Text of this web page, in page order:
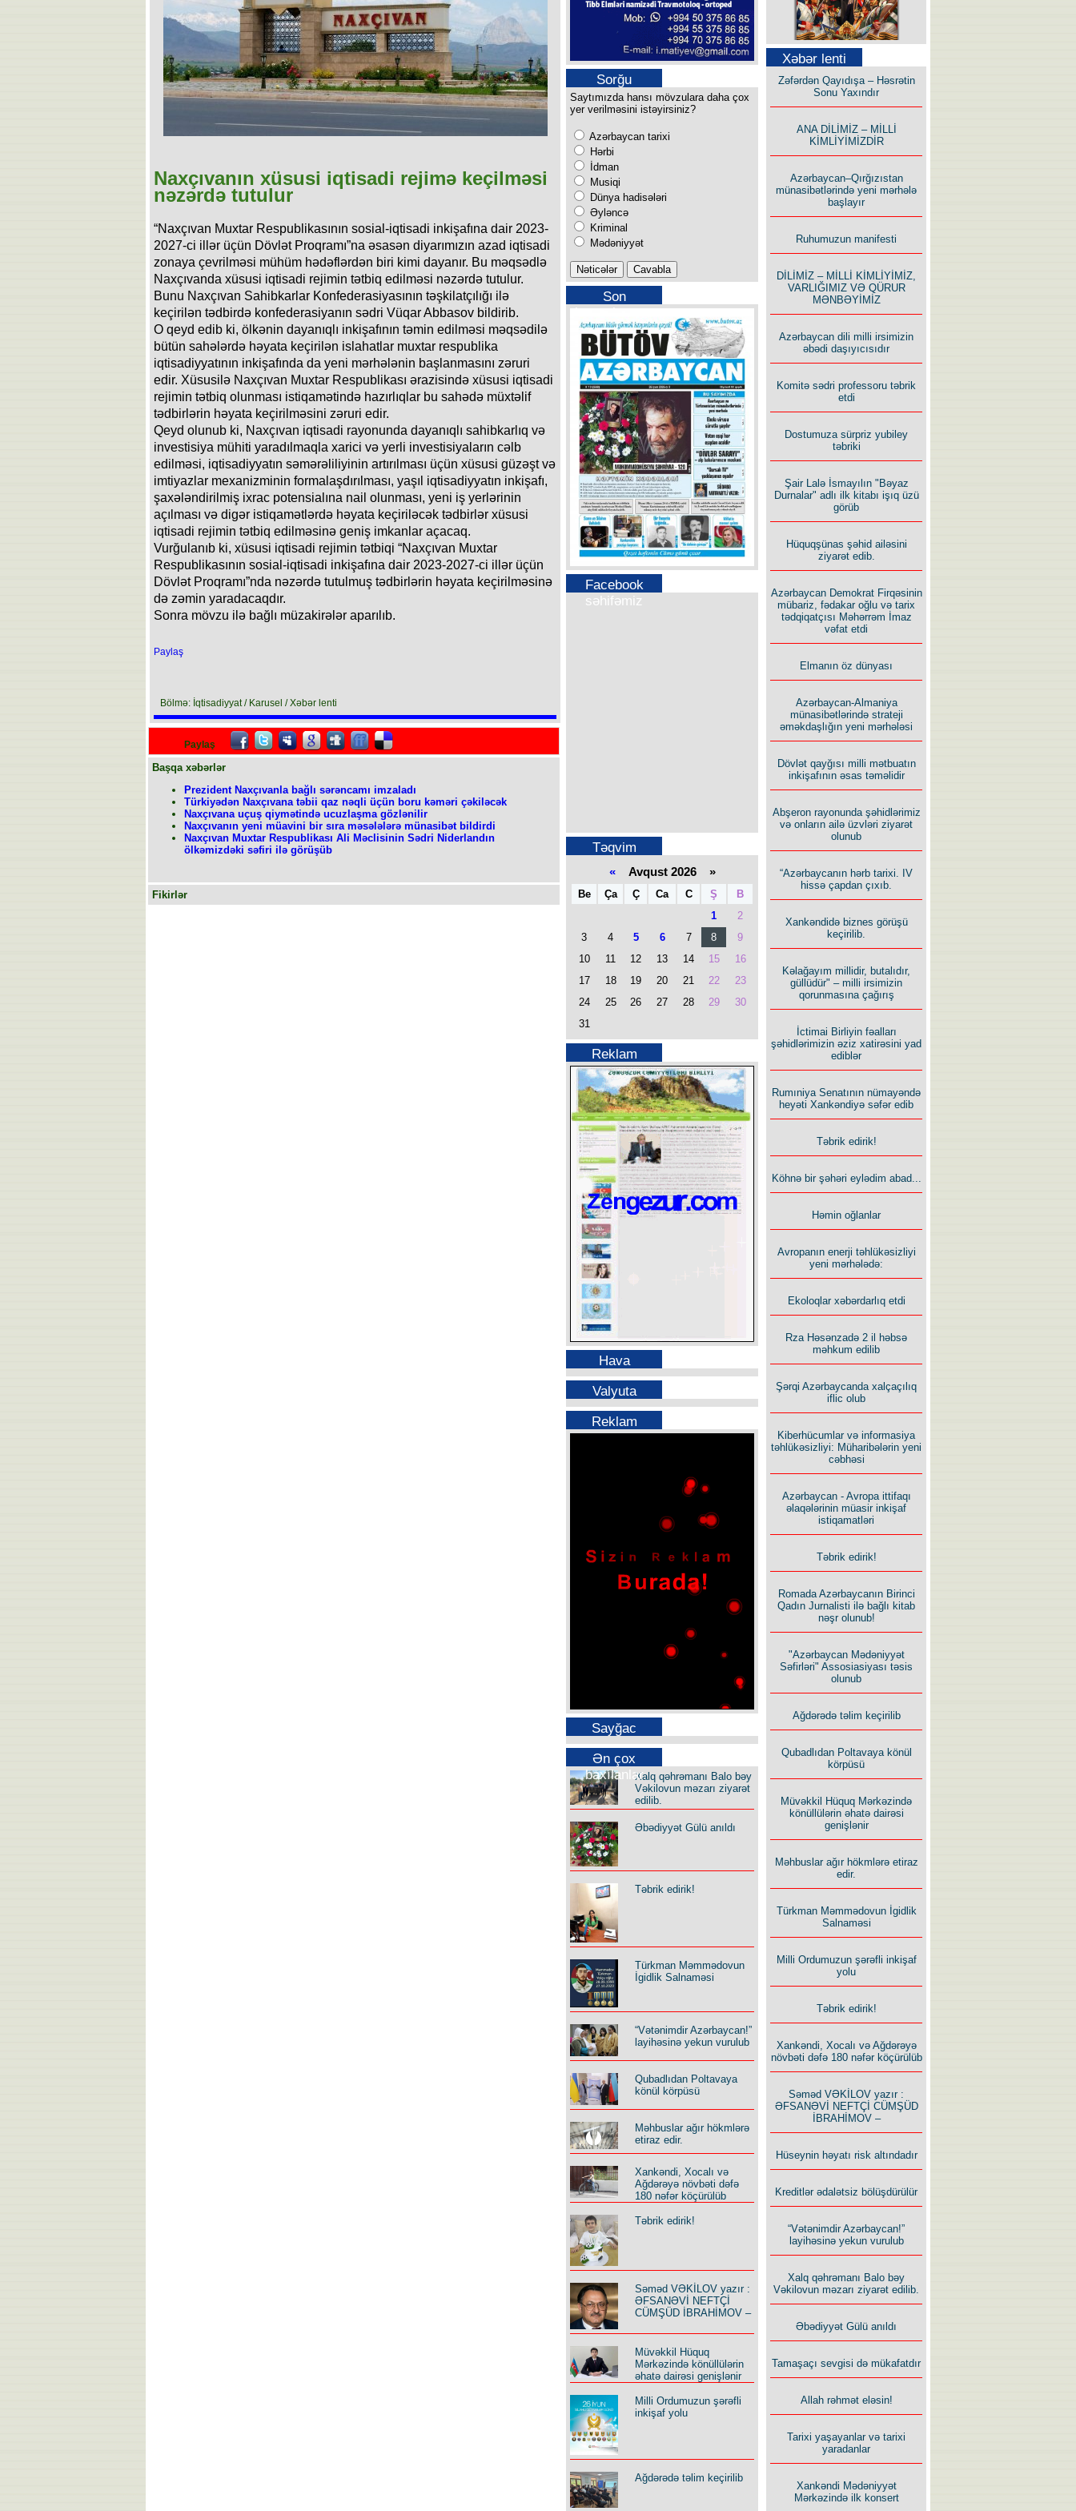
Naxçıvanın xüsusi iqtisadi rejimə keçilməsi
nəzərdə tutulur
“Naxçıvan Muxtar Respublikasının sosial-iqtisadi inkişafına dair 2023-
2027-ci illər üçün Dövlət Proqramı”na əsasən diyarımızın azad iqtisadi
zonaya çevrilməsi mühüm hədəflərdən biri kimi dayanır. Bu məqsədlə
Naxçıvanda xüsusi iqtisadi rejimin tətbiq edilməsi nəzərdə tutulur.
Bunu Naxçıvan Sahibkarlar Konfederasiyasının təşkilatçılığı ilə
keçirilən tədbirdə konfederasiyanın sədri Vüqar Abbasov bildirib.
O qeyd edib ki, ölkənin dayanıqlı inkişafının təmin edilməsi məqsədilə
bütün sahələrdə həyata keçirilən islahatlar muxtar respublika
iqtisadiyyatının inkişafında da yeni mərhələnin başlanmasını zəruri
edir. Xüsusilə Naxçıvan Muxtar Respublikası ərazisində xüsusi iqtisadi
rejimin tətbiq olunması istiqamətində hazırlıqlar bu sahədə müxtəlif
tədbirlərin həyata keçirilməsini zəruri edir.
Qeyd olunub ki, Naxçıvan iqtisadi rayonunda dayanıqlı sahibkarlıq və
investisiya mühiti yaradılmaqla xarici və yerli investisiyaların cəlb
edilməsi, iqtisadiyyatın səmərəliliyinin artırılması üçün xüsusi güzəşt və
imtiyazlar mexanizminin formalaşdırılması, yaşıl iqtisadiyyatın inkişafı,
şaxələndirilmiş ixrac potensialına nail olunması, yeni iş yerlərinin
açılması və digər istiqamətlərdə həyata keçiriləcək tədbirlər xüsusi
iqtisadi rejimin tətbiq edilməsinə geniş imkanlar açacaq.
Vurğulanıb ki, xüsusi iqtisadi rejimin tətbiqi “Naxçıvan Muxtar
Respublikasının sosial-iqtisadi inkişafına dair 2023-2027-ci illər üçün
Dövlət Proqramı”nda nəzərdə tutulmuş tədbirlərin həyata keçirilməsinə
də zəmin yaradacaqdır.
Sonra mövzu ilə bağlı müzakirələr aparılıb.
Paylaş
Bölmə: İqtisadiyyat / Karusel / Xəbər lenti
Paylaş
Başqa xəbərlər
Prezident Naxçıvanla bağlı sərəncamı imzaladı
Türkiyədən Naxçıvana təbii qaz nəqli üçün boru kəməri çəkiləcək
Naxçıvana uçuş qiymətində ucuzlaşma gözlənilir
Naxçıvanın yeni müavini bir sıra məsələlərə münasibət bildirdi
Naxçıvan Muxtar Respublikası Ali Məclisinin Sədri Niderlandın
ölkəmizdəki səfiri ilə görüşüb
Fikirlər
Sorğu
Saytımızda hansı mövzulara daha çox
yer verilməsini istəyirsiniz?
Azərbaycan tarixi
Hərbi
İdman
Musiqi
Dünya hadisələri
Əyləncə
Kriminal
Mədəniyyət
Son
buraxılışımız
Facebook
səhifəmiz
Təqvim
«Avqust 2026 »
Be Ça Ç Ca C Ş
B
1
2
3
4 5 6 7 8
9
10
11 12 13 14 15
16
17
18 19 20 21 22
23
24
25 26 27 28 29
30
31
Reklam
Hava
Valyuta
Reklam
Sayğac
Ən çox
baxılanlarXalq qəhrəmanı Balo bəy
Vəkilovun məzarı ziyarət
edilib.
Əbədiyyət Gülü anıldı
Təbrik edirik!
Türkman Məmmədovun
İgidlik Salnaməsi
“Vətənimdir Azərbaycan!”
layihəsinə yekun vurulub
Qubadlıdan Poltavaya
könül körpüsü
Məhbuslar ağır hökmlərə
etiraz edir.
Xankəndi, Xocalı və
Ağdərəyə növbəti dəfə
180 nəfər köçürülüb
Təbrik edirik!
Səməd VƏKİLOV yazır :
ƏFSANƏVİ NEFTÇİ
CÜMŞÜD İBRAHİMOV –
Müvəkkil Hüquq
Mərkəzində könüllülərin
əhatə dairəsi genişlənir
Milli Ordumuzun şərəfli
inkişaf yolu
Ağdərədə təlim keçirilib
Səfər Alışarlı yazır
Uzun yolun Yolçusu
Bu yolda mən varam!
İlham İsmayıl yazır:
Rusiyanın süqutunu qaçılmaz
edən beş şərt
Xəbər lenti
Zəfərdən Qayıdışa – Həsrətin
Sonu Yaxındır
ANA DİLİMİZ – MİLLİ
KİMLİYİMİZDİR
Azərbaycan–Qırğızıstan
münasibətlərində yeni mərhələ
başlayır
Ruhumuzun manifesti
DİLİMİZ – MİLLİ KİMLİYİMİZ,
VARLIĞIMIZ VƏ QÜRUR
MƏNBƏYİMİZ
Azərbaycan dili milli irsimizin
əbədi daşıyıcısıdır
Komitə sədri professoru təbrik
etdi
Dostumuza sürpriz yubiley
təbriki
Şair Lalə İsmayılın "Bəyaz
Durnalar" adlı ilk kitabı işıq üzü
görüb
Hüquqşünas şəhid ailəsini
ziyarət edib.
Azərbaycan Demokrat Firqəsinin
mübariz, fədakar oğlu və tarix
tədqiqatçısı Məhərrəm İmaz
vəfat etdi
Elmanın öz dünyası
Azərbaycan-Almaniya
münasibətlərində strateji
əməkdaşlığın yeni mərhələsi
Dövlət qayğısı milli mətbuatın
inkişafının əsas təməlidir
Abşeron rayonunda şəhidlərimiz
və onların ailə üzvləri ziyarət
olunub
“Azərbaycanın hərb tarixi. IV
hissə çapdan çıxıb.
Xankəndidə biznes görüşü
keçirilib.
Kəlağayım millidir, butalıdır,
güllüdür" – milli irsimizin
qorunmasına çağırış
İctimai Birliyin fəalları
şəhidlərimizin əziz xatirəsini yad
ediblər
Rumıniya Senatının nümayəndə
heyəti Xankəndiyə səfər edib
Təbrik edirik!
Köhnə bir şəhəri eylədim abad...
Həmin oğlanlar
Avropanın enerji təhlükəsizliyi
yeni mərhələdə:
Ekoloqlar xəbərdarlıq etdi
Rza Həsənzadə 2 il həbsə
məhkum edilib
Şərqi Azərbaycanda xalçaçılıq
iflic olub
Kiberhücumlar və informasiya
təhlükəsizliyi: Müharibələrin yeni
cəbhəsi
Azərbaycan - Avropa ittifaqı
əlaqələrinin müasir inkişaf
istiqamatləri
Təbrik edirik!
Romada Azərbaycanın Birinci
Qadın Jurnalisti ilə bağlı kitab
nəşr olunub!
"Azərbaycan Mədəniyyət
Səfirləri" Assosiasiyası təsis
olunub
Ağdərədə təlim keçirilib
Qubadlıdan Poltavaya könül
körpüsü
Müvəkkil Hüquq Mərkəzində
könüllülərin əhatə dairəsi
genişlənir
Məhbuslar ağır hökmlərə etiraz
edir.
Türkman Məmmədovun İgidlik
Salnaməsi
Milli Ordumuzun şərəfli inkişaf
yolu
Təbrik edirik!
Xankəndi, Xocalı və Ağdərəyə
növbəti dəfə 180 nəfər köçürülüb
Səməd VƏKİLOV yazır :
ƏFSANƏVİ NEFTÇİ CÜMŞÜD
İBRAHİMOV –
Hüseynin həyatı risk altındadır
Kreditlər ədalətsiz bölüşdürülür
“Vətənimdir Azərbaycan!”
layihəsinə yekun vurulub
Xalq qəhrəmanı Balo bəy
Vəkilovun məzarı ziyarət edilib.
Əbədiyyət Gülü anıldı
Tamaşaçı sevgisi də mükafatdır
Allah rəhmət eləsin!
Tarixi yaşayanlar və tarixi
yaradanlar
Xankəndi Mədəniyyət
Mərkəzində ilk konsert